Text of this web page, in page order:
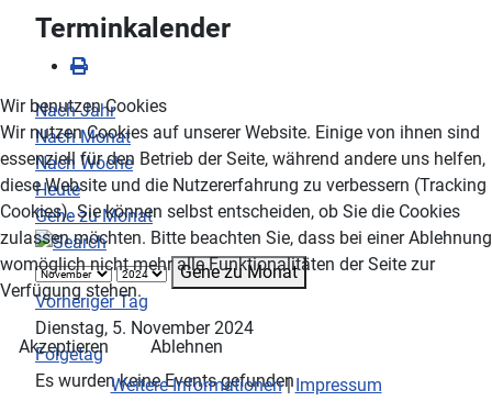
Terminkalender
Nach Jahr
Nach Monat
Nach Woche
Heute
Gehe zu Monat
Gehe zu Monat
Vorheriger Tag
Dienstag, 5. November 2024
Folgetag
Es wurden keine Events gefunden
Wir benutzen Cookies
Wir nutzen Cookies auf unserer Website. Einige von ihnen sind
essenziell für den Betrieb der Seite, während andere uns helfen,
diese Website und die Nutzererfahrung zu verbessern (Tracking
Cookies). Sie können selbst entscheiden, ob Sie die Cookies
zulassen möchten. Bitte beachten Sie, dass bei einer Ablehnung
womöglich nicht mehr alle Funktionalitäten der Seite zur
Verfügung stehen.
Akzeptieren
Ablehnen
Weitere Informationen|Impressum